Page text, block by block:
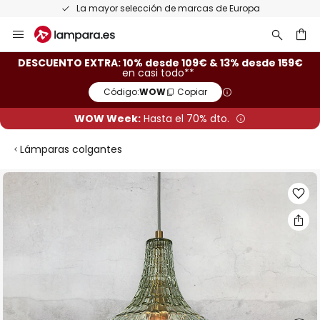
La mayor selección de marcas de Europa
al
contenido
DESCUENTO EXTRA: 10% desde 109€ & 13% desde 159€
en casi todo**
Código:WOW Copiar
WOW Week: Hasta el 70% dto.
Lámparas colgantes
Saltar
de
imágenes